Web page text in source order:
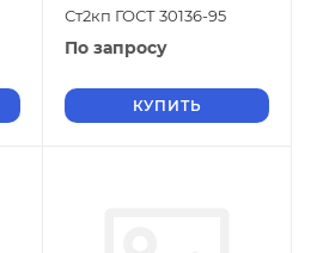
Ст2кп ГОСТ 30136-95
По запросу
КУПИТЬ